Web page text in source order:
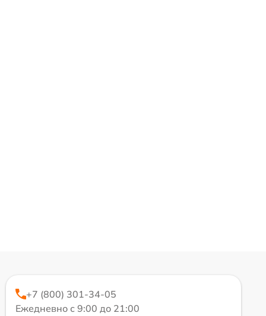
+7 (800) 301-34-05
Ежедневно с 9:00 до 21:00